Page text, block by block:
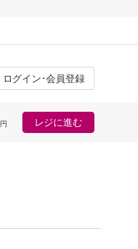
ログイン･会員登録
円 レジに進む